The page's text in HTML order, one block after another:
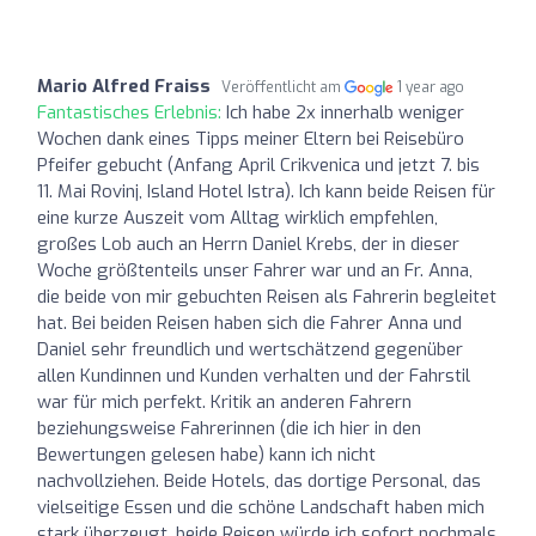
Mario Alfred Fraiss Veröffentlicht am 1 year ago
Fantastisches Erlebnis: Ich habe 2x innerhalb weniger
Wochen dank eines Tipps meiner Eltern bei Reisebüro
Pfeifer gebucht (Anfang April Crikvenica und jetzt 7. bis
11. Mai Rovinj, Island Hotel Istra). Ich kann beide Reisen für
eine kurze Auszeit vom Alltag wirklich empfehlen,
großes Lob auch an Herrn Daniel Krebs, der in dieser
Woche größtenteils unser Fahrer war und an Fr. Anna,
die beide von mir gebuchten Reisen als Fahrerin begleitet
hat. Bei beiden Reisen haben sich die Fahrer Anna und
Daniel sehr freundlich und wertschätzend gegenüber
allen Kundinnen und Kunden verhalten und der Fahrstil
war für mich perfekt. Kritik an anderen Fahrern
beziehungsweise Fahrerinnen (die ich hier in den
Bewertungen gelesen habe) kann ich nicht
nachvollziehen. Beide Hotels, das dortige Personal, das
vielseitige Essen und die schöne Landschaft haben mich